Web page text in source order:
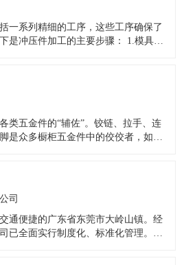
一系列精细的工序，这些工序确保了
压件加工的主要步骤： 1.模具设
尺寸后，根据图纸要求选择合适的板
类五金件的“辅佐”。铰链、拉手、连
是众多橱柜五金件中的佼佼者，如果
骨症”，站都站不直……五花八门的橱
司
通便捷的广东省东莞市大岭山镇。经
已全面实行制度化、标准化管理。从